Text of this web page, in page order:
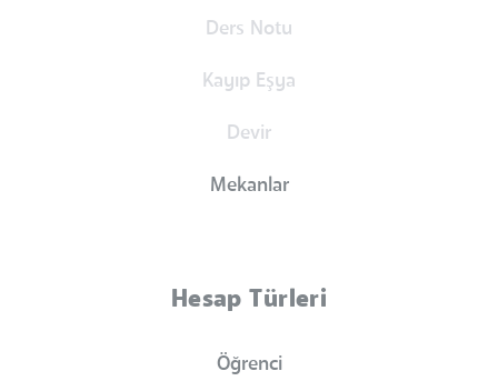
Ders Notu
Kayıp Eşya
Devir
Mekanlar
Hesap Türleri
Öğrenci